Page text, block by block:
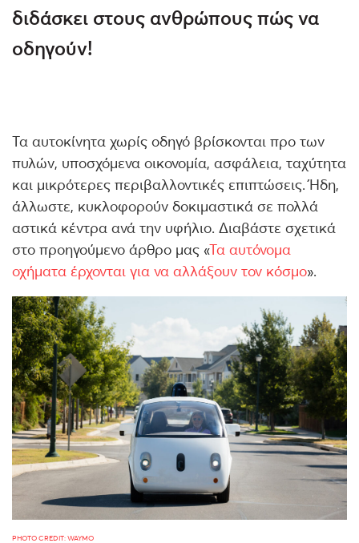
διδάσκει στους ανθρώπους πώς να
οδηγούν!
Τα αυτοκίνητα χωρίς οδηγό βρίσκονται προ των
πυλών, υποσχόμενα οικονομία, ασφάλεια, ταχύτητα
και μικρότερες περιβαλλοντικές επιπτώσεις. Ήδη,
άλλωστε, κυκλοφορούν δοκιμαστικά σε πολλά
αστικά κέντρα ανά την υφήλιο. Διαβάστε σχετικά
στο προηγούμενο άρθρο μας «Τα αυτόνομα
οχήματα έρχονται για να αλλάξουν τον κόσμο».
PHOTO CREDIT: WAYMO